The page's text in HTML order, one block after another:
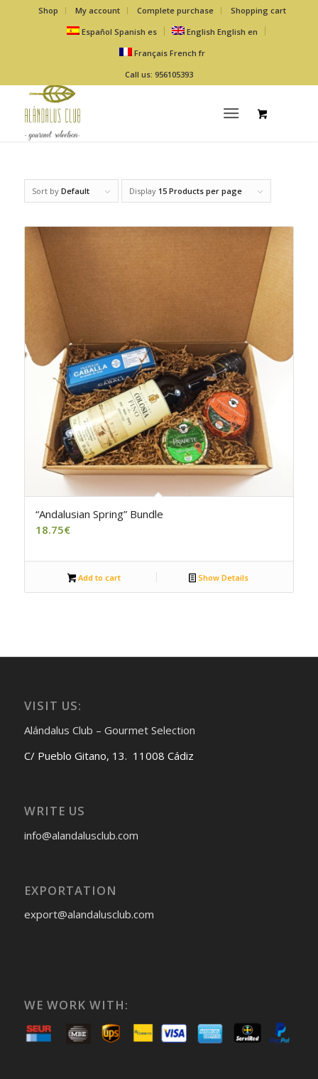
Shop My account Complete purchase
Shopping cart
Español Spanish es English English en
Français French fr
Call us: 956105393
Sort by Default Display 15 Products per page
“Andalusian Spring” Bundle
18.75€
Add to cart Show Details
VISIT US:
Alándalus Club – Gourmet Selection
C/ Pueblo Gitano, 13. 11008 Cádiz
WRITE US
info@alandalusclub.com
EXPORTATION
export@alandalusclub.com
WE WORK WITH: